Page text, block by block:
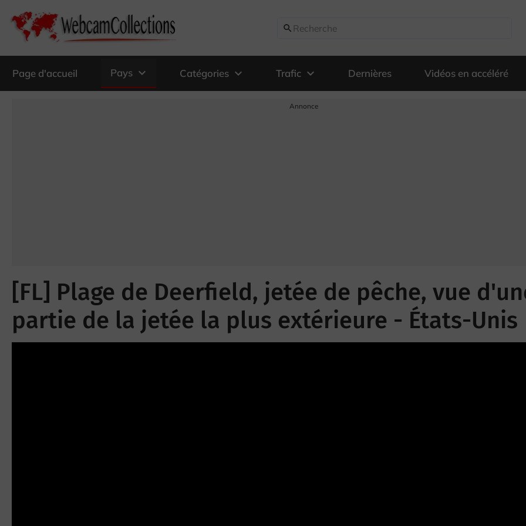
search
Page d'accueil Pays expand_more Catégories expand_more Trafic expand_more Dernières Vidéos en accéléré
Annonce
[FL] Plage de Deerfield, jetée de pêche, vue
partie de la jetée la plus extérieure - États-Unis